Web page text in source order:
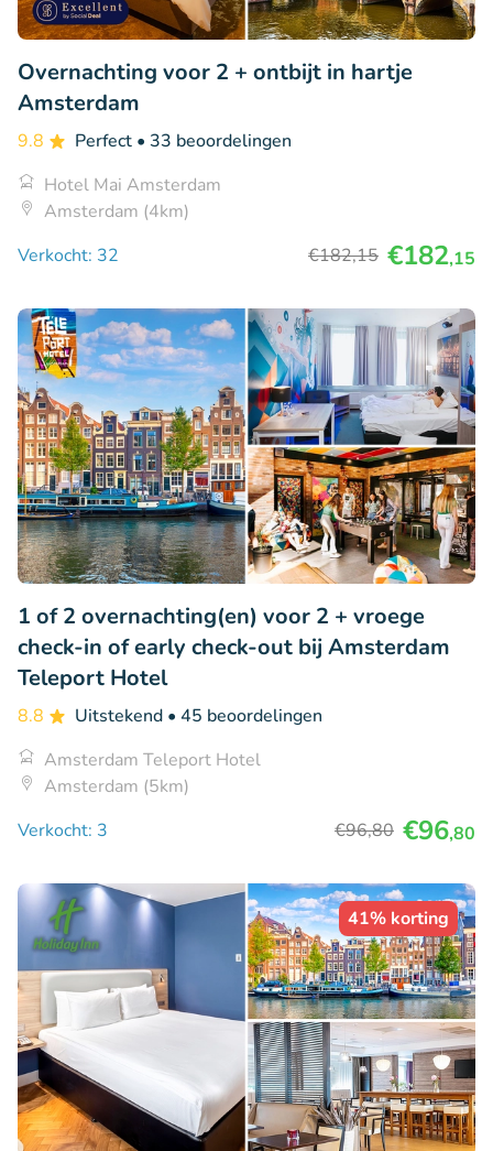
Overnachting voor 2 + ontbijt in hartje
Amsterdam
9.8 Perfect • 33 beoordelingen
Hotel Mai Amsterdam
Amsterdam (4km)
Verkocht: 32
€182,15 €182,15
1 of 2 overnachting(en) voor 2 + vroege
check-in of early check-out bij Amsterdam
Teleport Hotel
8.8 Uitstekend • 45 beoordelingen
Amsterdam Teleport Hotel
Amsterdam (5km)
Verkocht: 3
€96,80 €96,80
41% korting